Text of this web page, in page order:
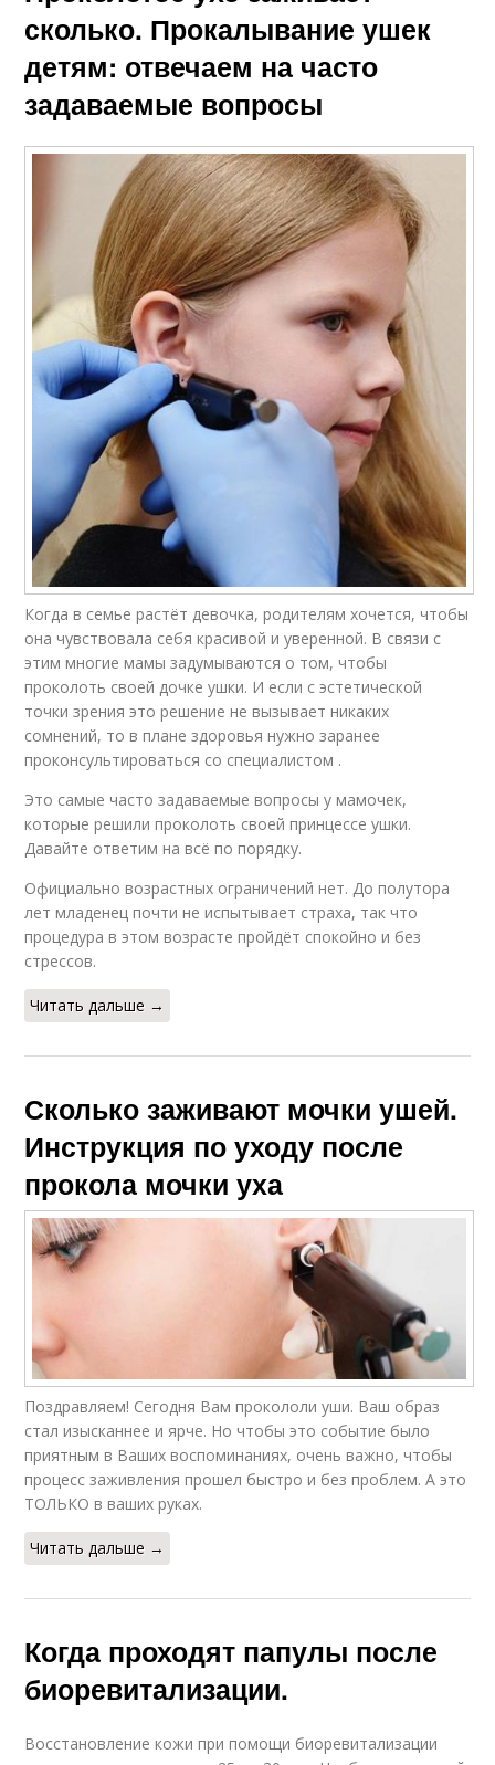
сколько. Прокалывание ушек
детям: отвечаем на часто
задаваемые вопросы
Когда в семье растёт девочка, родителям хочется, чтобы
она чувствовала себя красивой и уверенной. В связи с
этим многие мамы задумываются о том, чтобы
проколоть своей дочке ушки. И если с эстетической
точки зрения это решение не вызывает никаких
сомнений, то в плане здоровья нужно заранее
проконсультироваться со специалистом .
Это самые часто задаваемые вопросы у мамочек,
которые решили проколоть своей принцессе ушки.
Давайте ответим на всё по порядку.
Официально возрастных ограничений нет. До полутора
лет младенец почти не испытывает страха, так что
процедура в этом возрасте пройдёт спокойно и без
стрессов.
Читать дальше →
Сколько заживают мочки ушей.
Инструкция по уходу после
прокола мочки уха
Поздравляем! Сегодня Вам прокололи уши. Ваш образ
стал изысканнее и ярче. Но чтобы это событие было
приятным в Ваших воспоминаниях, очень важно, чтобы
процесс заживления прошел быстро и без проблем. А это
ТОЛЬКО в ваших руках.
Читать дальше →
Когда проходят папулы после
биоревитализации.
Восстановление кожи при помощи биоревитализации